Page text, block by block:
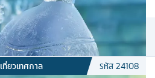
เที่ยวเทศกาล รหัส24108